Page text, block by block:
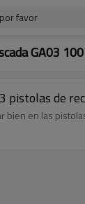
favor
GA03
pistolas de
bien en las